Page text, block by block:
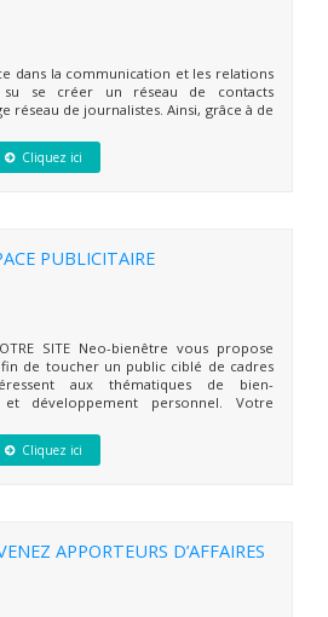
dans la communication et les relations
su se créer un réseau de contacts
réseau de journalistes. Ainsi, grâce à de
Cliquez ici
PUBLICITAIRE
SITE Neo-bienêtre vous propose
de toucher un public ciblé de cadres
aux thématiques de bien-
et développement personnel. Votre
Cliquez ici
APPORTEURS D’AFFAIRES